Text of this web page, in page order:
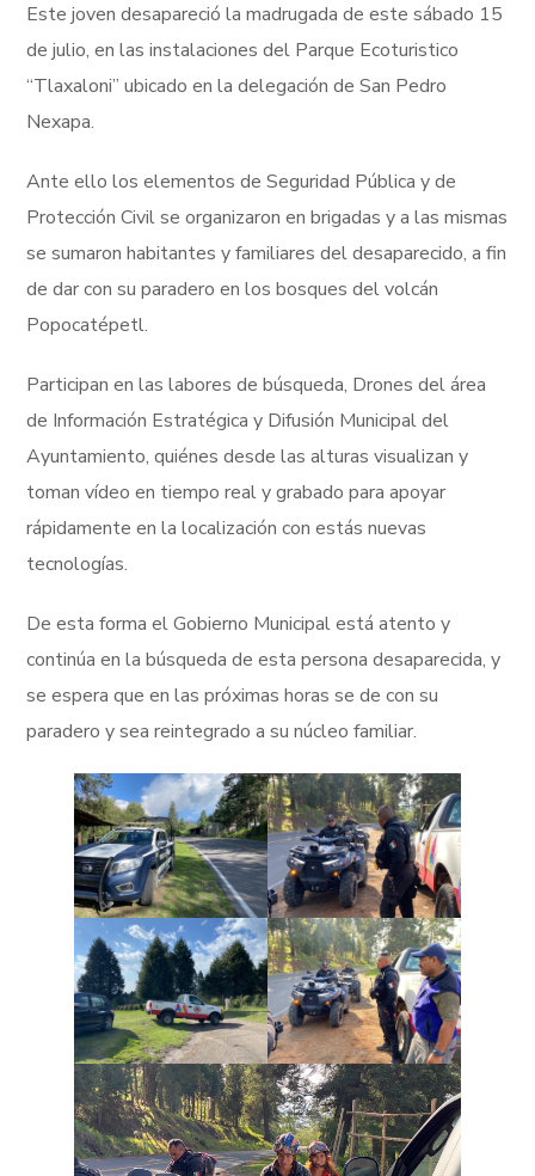
Este joven desapareció la madrugada de este sábado 15
de julio, en las instalaciones del Parque Ecoturistico
“Tlaxaloni” ubicado en la delegación de San Pedro
Nexapa.
Ante ello los elementos de Seguridad Pública y de
Protección Civil se organizaron en brigadas y a las mismas
se sumaron habitantes y familiares del desaparecido, a fin
de dar con su paradero en los bosques del volcán
Popocatépetl.
Participan en las labores de búsqueda, Drones del área
de Información Estratégica y Difusión Municipal del
Ayuntamiento, quiénes desde las alturas visualizan y
toman vídeo en tiempo real y grabado para apoyar
rápidamente en la localización con estás nuevas
tecnologías.
De esta forma el Gobierno Municipal está atento y
continúa en la búsqueda de esta persona desaparecida, y
se espera que en las próximas horas se de con su
paradero y sea reintegrado a su núcleo familiar.